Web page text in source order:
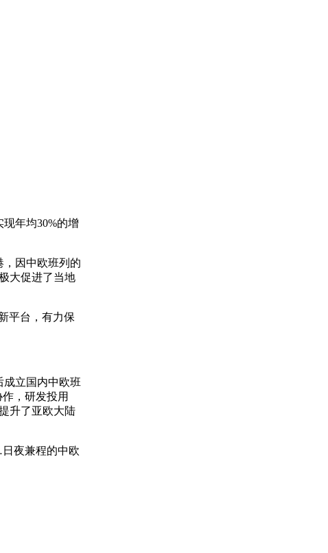
年均30%的增
因中欧班列的
大促进了当地
平台，有力保
立国内中欧班
，研发投用
升了亚欧大陆
夜兼程的中欧